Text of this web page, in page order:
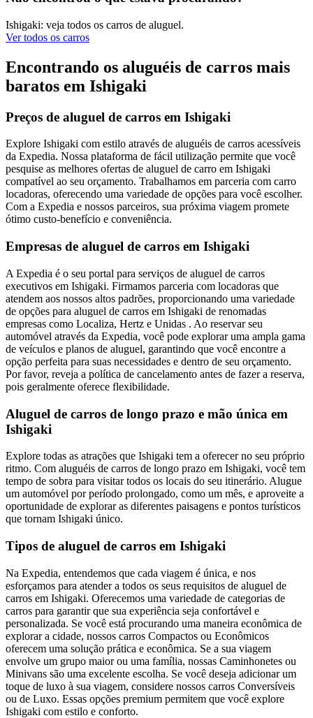
Ishigaki: veja todos os carros de aluguel.
Ver todos os carros
Encontrando os aluguéis de carros mais
baratos em Ishigaki
Preços de aluguel de carros em Ishigaki
Explore Ishigaki com estilo através de aluguéis de carros acessíveis
da Expedia. Nossa plataforma de fácil utilização permite que você
pesquise as melhores ofertas de aluguel de carro em Ishigaki
compatível ao seu orçamento. Trabalhamos em parceria com carro
locadoras, oferecendo uma variedade de opções para você escolher.
Com a Expedia e nossos parceiros, sua próxima viagem promete
ótimo custo-benefício e conveniência.
Empresas de aluguel de carros em Ishigaki
A Expedia é o seu portal para serviços de aluguel de carros
executivos em Ishigaki. Firmamos parceria com locadoras que
atendem aos nossos altos padrões, proporcionando uma variedade
de opções para aluguel de carros em Ishigaki de renomadas
empresas como Localiza, Hertz e Unidas . Ao reservar seu
automóvel através da Expedia, você pode explorar uma ampla gama
de veículos e planos de aluguel, garantindo que você encontre a
opção perfeita para suas necessidades e dentro de seu orçamento.
Por favor, reveja a política de cancelamento antes de fazer a reserva,
pois geralmente oferece flexibilidade.
Aluguel de carros de longo prazo e mão única em
Ishigaki
Explore todas as atrações que Ishigaki tem a oferecer no seu próprio
ritmo. Com aluguéis de carros de longo prazo em Ishigaki, você tem
tempo de sobra para visitar todos os locais do seu itinerário. Alugue
um automóvel por período prolongado, como um mês, e aproveite a
oportunidade de explorar as diferentes paisagens e pontos turísticos
que tornam Ishigaki único.
Tipos de aluguel de carros em Ishigaki
Na Expedia, entendemos que cada viagem é única, e nos
esforçamos para atender a todos os seus requisitos de aluguel de
carros em Ishigaki. Oferecemos uma variedade de categorias de
carros para garantir que sua experiência seja confortável e
personalizada. Se você está procurando uma maneira econômica de
explorar a cidade, nossos carros Compactos ou Econômicos
oferecem uma solução prática e econômica. Se a sua viagem
envolve um grupo maior ou uma família, nossas Caminhonetes ou
Minivans são uma excelente escolha. Se você deseja adicionar um
toque de luxo à sua viagem, considere nossos carros Conversíveis
ou de Luxo. Essas opções premium permitem que você explore
Ishigaki com estilo e conforto.